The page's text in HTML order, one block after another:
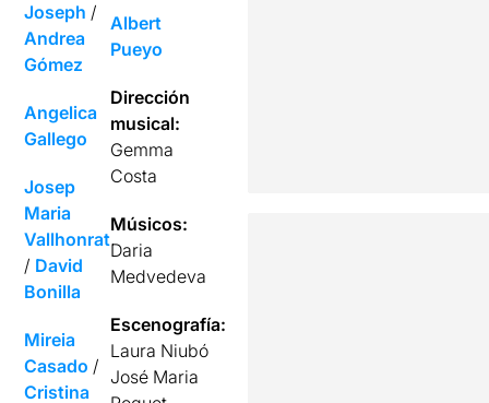
Joseph /
Andrea
Gómez
Angelica
Gallego
Josep
Maria
Vallhonrat
/ David
Bonilla
Mireia
Casado /
Cristina
Albert
Pueyo
Dirección
musical:
Gemma
Costa
Músicos:
Daria
Medvedeva
Escenografía:
Laura Niubó
José Maria